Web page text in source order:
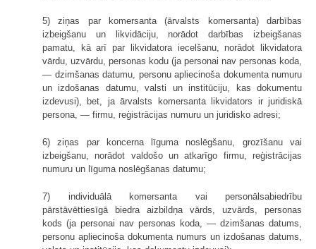
5) ziņas par komersanta (ārvalsts komersanta) darbības
izbeigšanu un likvidāciju, norādot darbības izbeigšanas
pamatu, kā arī par likvidatora iecelšanu, norādot likvidatora
vārdu, uzvārdu, personas kodu (ja personai nav personas koda,
— dzimšanas datumu, personu apliecinoša dokumenta numuru
un izdošanas datumu, valsti un institūciju, kas dokumentu
izdevusi), bet, ja ārvalsts komersanta likvidators ir juridiskā
persona, — firmu, reģistrācijas numuru un juridisko adresi;
6) ziņas par koncerna līguma noslēgšanu, grozīšanu vai
izbeigšanu, norādot valdošo un atkarīgo firmu, reģistrācijas
numuru un līguma noslēgšanas datumu;
7) individuālā komersanta vai personālsabiedrību
pārstāvēttiesīgā biedra aizbildņa vārds, uzvārds, personas
kods (ja personai nav personas koda, — dzimšanas datums,
personu apliecinoša dokumenta numurs un izdošanas datums,